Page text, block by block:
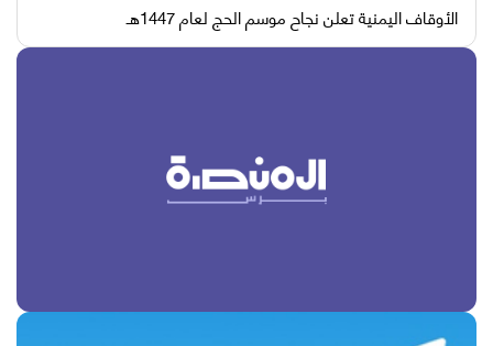
الأوقاف اليمنية تعلن نجاح موسم الحج لعام 1447هـ